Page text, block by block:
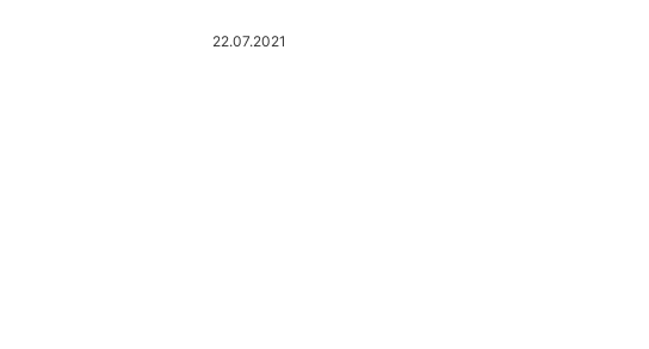
22.07.2021